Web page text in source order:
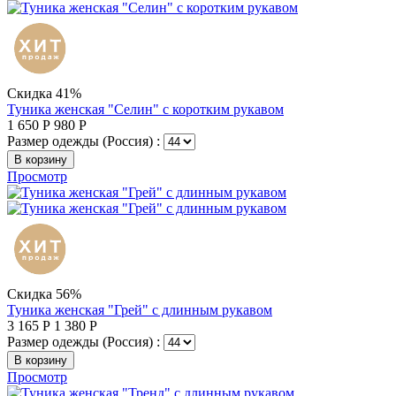
Скидка 41%
Туника женская "Селин" с коротким рукавом
1 650 Р 980 Р
Размер одежды (Россия) :
В корзину
Просмотр
Скидка 56%
Туника женская "Грей" с длинным рукавом
3 165 Р 1 380 Р
Размер одежды (Россия) :
В корзину
Просмотр